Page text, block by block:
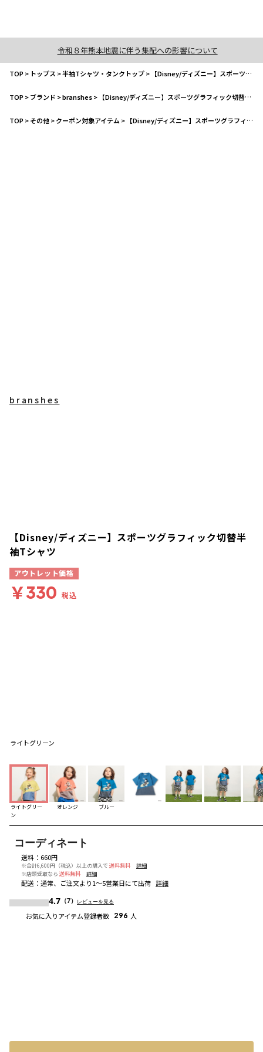
令和８年熊本地震に伴う集配への影響について
TOP> トップス >半袖Tシャツ・タンクトップ> 【Disney/ディズニー】スポーツグラフィック切替半袖Tシャツ
TOP>ブランド >branshes> 【Disney/ディズニー】スポーツグラフィック切替半袖Tシャツ
TOP>その他>クーポン対象アイテム > 【Disney/ディズニー】スポーツグラフィック切替半袖Tシャツ
ライトグリーン
ライトグリー
ン
オレンジ ブルー
コーディネート
送料 ： 660円
※合計6,600円（税込）以上の購入で 送料無料
詳細
※店頭受取なら 送料無料 詳細
配送 ： 通常、ご注文より1～5営業日にて出荷 詳細
4.7 （7） レビューを見る
お気に入りアイテム登録者数 296 人
branshes
【Disney/ディズニー】スポーツグラフィック切替半
袖Tシャツ
アウトレット価格
￥330 税込